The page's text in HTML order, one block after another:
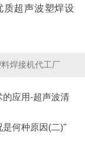
质超声波塑焊设
料焊接机代工厂
应用-超声波清
是何种原因(二)"